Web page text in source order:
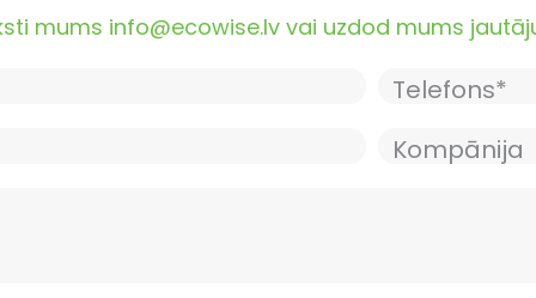
mums info@ecowise.lv vai uzdod mums